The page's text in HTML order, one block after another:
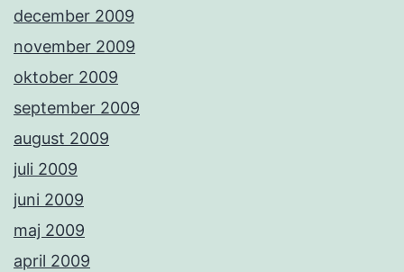
december 2009
november 2009
oktober 2009
september 2009
august 2009
juli 2009
juni 2009
maj 2009
april 2009